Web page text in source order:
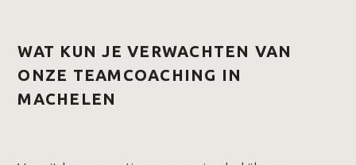
WAT KUN JE VERWACHTEN VAN
ONZE TEAMCOACHING IN
MACHELEN